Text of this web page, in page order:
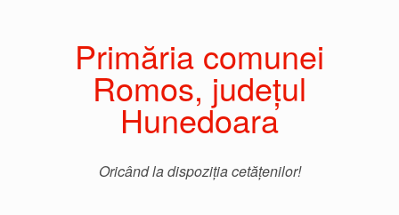
Primăria comunei
Romos, județul
Hunedoara
Oricând la dispoziția cetățenilor!